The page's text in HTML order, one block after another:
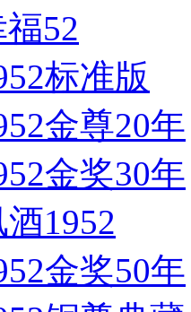
52
标准版
金尊20年
金奖30年
1952
金奖50年